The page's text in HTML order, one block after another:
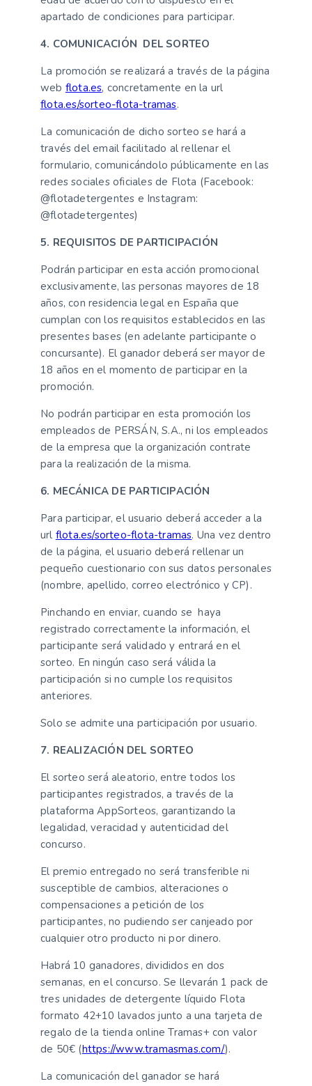
apartado de condiciones para participar.
4. COMUNICACIÓN DEL SORTEO
La promoción se realizará a través de la página
web flota.es, concretamente en la url
flota.es/sorteo-flota-tramas.
La comunicación de dicho sorteo se hará a
través del email facilitado al rellenar el
formulario, comunicándolo públicamente en las
redes sociales oficiales de Flota (Facebook:
@flotadetergentes e Instagram:
@flotadetergentes)
5. REQUISITOS DE PARTICIPACIÓN
Podrán participar en esta acción promocional
exclusivamente, las personas mayores de 18
años, con residencia legal en España que
cumplan con los requisitos establecidos en las
presentes bases (en adelante participante o
concursante). El ganador deberá ser mayor de
18 años en el momento de participar en la
promoción.
No podrán participar en esta promoción los
empleados de PERSÁN, S.A., ni los empleados
de la empresa que la organización contrate
para la realización de la misma.
6. MECÁNICA DE PARTICIPACIÓN
Para participar, el usuario deberá acceder a la
url flota.es/sorteo-flota-tramas. Una vez dentro
de la página, el usuario deberá rellenar un
pequeño cuestionario con sus datos personales
(nombre, apellido, correo electrónico y CP).
Pinchando en enviar, cuando se haya
registrado correctamente la información, el
participante será validado y entrará en el
sorteo. En ningún caso será válida la
participación si no cumple los requisitos
anteriores.
Solo se admite una participación por usuario.
7. REALIZACIÓN DEL SORTEO
El sorteo será aleatorio, entre todos los
participantes registrados, a través de la
plataforma AppSorteos, garantizando la
legalidad, veracidad y autenticidad del
concurso.
El premio entregado no será transferible ni
susceptible de cambios, alteraciones o
compensaciones a petición de los
participantes, no pudiendo ser canjeado por
cualquier otro producto ni por dinero.
Habrá 10 ganadores, divididos en dos
semanas, en el concurso. Se llevarán 1 pack de
tres unidades de detergente líquido Flota
formato 42+10 lavados junto a una tarjeta de
regalo de la tienda online Tramas+ con valor
de 50€ (https://www.tramasmas.com/).
La comunicación del ganador se hará